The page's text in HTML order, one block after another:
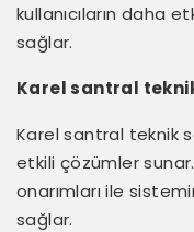
kullanıcıların daha
sağlar.
Karel santral
Karel santral teknik
etkili çözümler sunar.
onarımları ile
sağlar.